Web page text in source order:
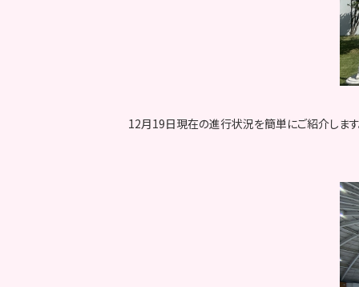
12月19日現在の進行状況を簡単にご紹介します